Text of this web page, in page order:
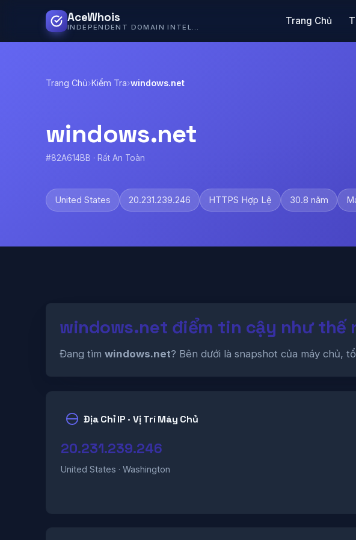
AceWhois Trang Chủ
Trang Chủ›Kiểm Tra›windows.net
windows.net
#82A614BB · Rất An Toàn
United States 20.231.239.246 HTTPS Hợp Lệ 30.8 năm
windows.net điểm tin cậy như thế
Đang tìm windows.net? Bên dưới là snapshot của máy chủ,
Địa Chỉ IP · Vị Trí Máy Chủ
20.231.239.246
United States · Washington